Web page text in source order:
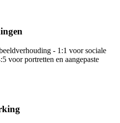
- 1:1 voor sociale
voor portretten en aangepaste